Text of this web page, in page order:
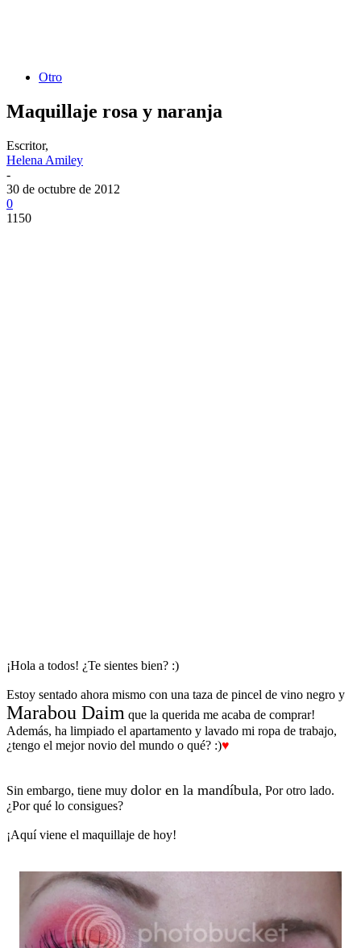
Otro
Maquillaje rosa y naranja
Escritor,
Helena Amiley
-
30 de octubre de 2012
0
1150
¡Hola a todos! ¿Te sientes bien? :)
Estoy sentado ahora mismo con una taza de pincel de vino negro y
Marabou Daim que la querida me acaba de comprar!
Además, ha limpiado el apartamento y lavado mi ropa de trabajo,
¿tengo el mejor novio del mundo o qué? :)♥
Sin embargo, tiene muy dolor en la mandíbula, Por otro lado.
¿Por qué lo consigues?
¡Aquí viene el maquillaje de hoy!